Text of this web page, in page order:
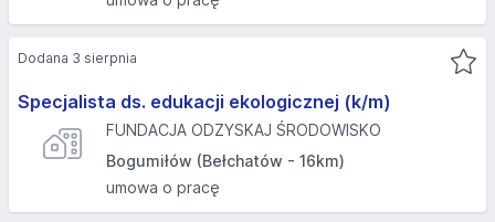
Specjalista ds. edukacji ekologicznej (k/m)
FUNDACJA ODZYSKAJ ŚRODOWISKO
Bogumiłów (Bełchatów - 16km)
umowa o pracę
Dodana 3 sierpnia